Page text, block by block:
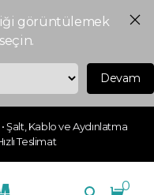
görüntülemek
Devam
Şalt, Kablo ve Aydınlatma
Teslimat
0